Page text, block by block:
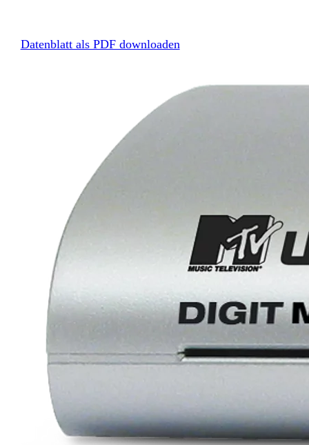
Datenblatt als PDF downloaden